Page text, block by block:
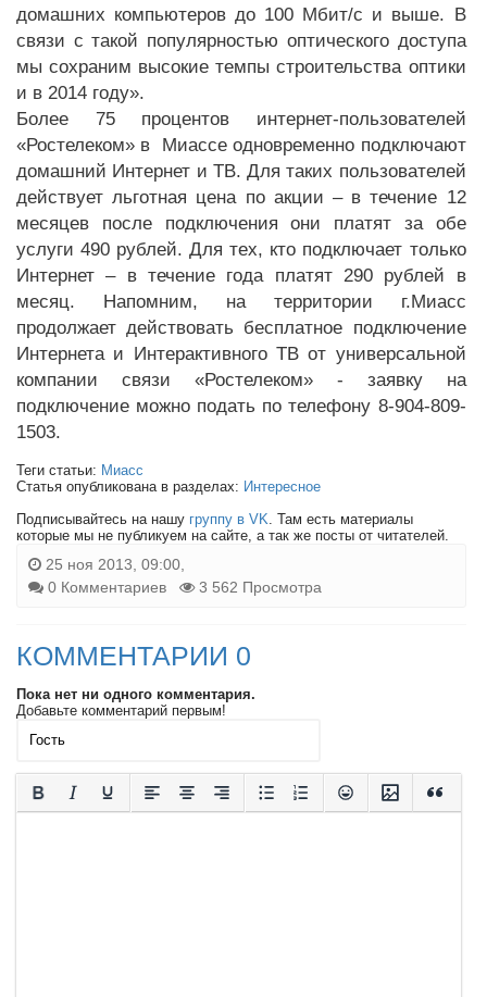
домашних компьютеров до 100 Мбит/с и выше. В
связи с такой популярностью оптического доступа
мы сохраним высокие темпы строительства оптики
и в 2014 году».
Более 75 процентов интернет-пользователей
«Ростелеком» в Миассе одновременно подключают
домашний Интернет и ТВ. Для таких пользователей
действует льготная цена по акции – в течение 12
месяцев после подключения они платят за обе
услуги 490 рублей. Для тех, кто подключает только
Интернет – в течение года платят 290 рублей в
месяц. Напомним, на территории г.Миасс
продолжает действовать бесплатное подключение
Интернета и Интерактивного ТВ от универсальной
компании связи «Ростелеком» - заявку на
подключение можно подать по телефону 8-904-809-
1503.
Теги статьи: Миасс
Статья опубликована в разделах: Интересное
Подписывайтесь на нашу группу в VK . Там есть материалы
которые мы не публикуем на сайте, а так же посты от читателей.
25 ноя 2013, 09:00,
0 Комментариев
3 562 Просмотра
КОММЕНТАРИИ 0
Пока нет ни одного комментария.
Добавьте комментарий первым!